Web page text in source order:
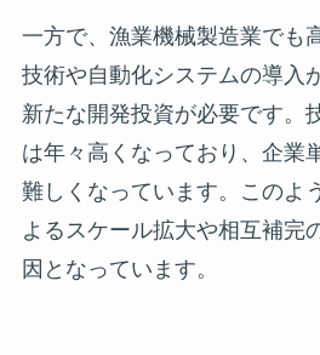
一方で、漁業機械製造業でも
技術や自動化システムの導入
新たな開発投資が必要です。
は年々高くなっており、企業
難しくなっています。このよ
よるスケール拡大や相互補完
因となっています。